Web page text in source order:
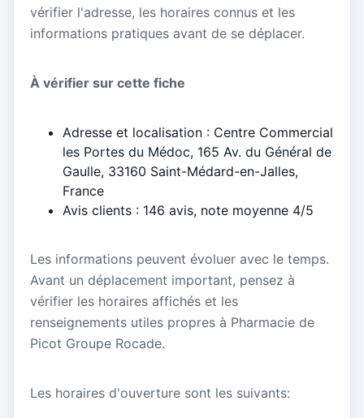
vérifier l'adresse, les horaires connus et les
informations pratiques avant de se déplacer.
À vérifier sur cette fiche
Adresse et localisation : Centre Commercial
les Portes du Médoc, 165 Av. du Général de
Gaulle, 33160 Saint-Médard-en-Jalles,
France
Avis clients : 146 avis, note moyenne 4/5
Les informations peuvent évoluer avec le temps.
Avant un déplacement important, pensez à
vérifier les horaires affichés et les
renseignements utiles propres à Pharmacie de
Picot Groupe Rocade.
Les horaires d'ouverture sont les suivants: